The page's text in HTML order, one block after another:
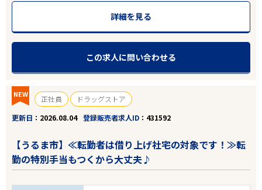
沖縄
うるま市
業種
詳細を見る
この求人に問い合わせる
NEW 正社員
ドラッグストア
更新日
2026.08.04 登録販売者求人ID 431592
【うるま市】≪転勤者は借り上げ社宅の対象です！≫転
勤の特別手当もつくから大丈夫♪